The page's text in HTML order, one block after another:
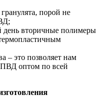
порой не
день вторичные полимеры
– это позволяет нам
ПВД оптом по всей